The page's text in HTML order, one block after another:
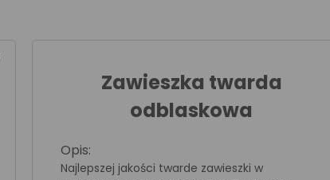
Zawieszka twarda
odblaskowa
Opis:
Najlepszej jakości twarde zawieszki w